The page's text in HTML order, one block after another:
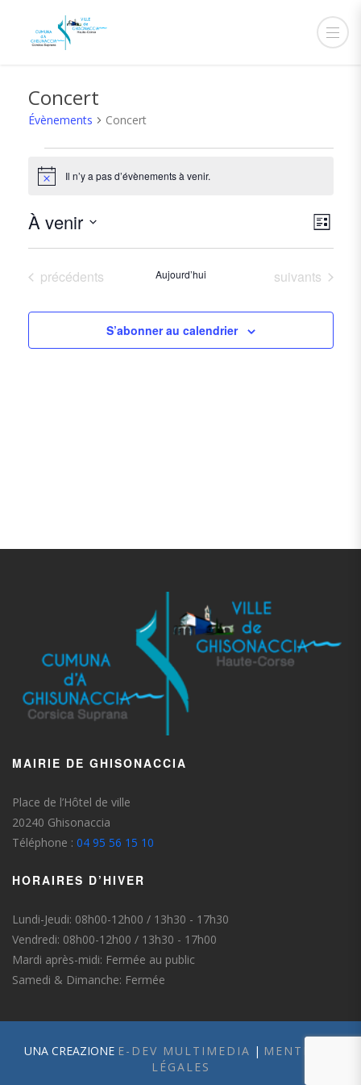
Concert
Évènements Concert
Évènements
Notice Il n’y a pas d’évènements à venir.
par
de
vues
Liste
À venir
Sélectionnez
date.
Évènements
précédents Aujourd’hui Évènements
suivants
S’abonner au calendrier
MAIRIE DE GHISONACCIA
Place de l’Hôtel de ville
20240 Ghisonaccia
Téléphone : 04 95 56 15 10
HORAIRES D’HIVER
Lundi-Jeudi: 08h00-12h00 / 13h30 - 17h30
Vendredi: 08h00-12h00 / 13h30 - 17h00
Mardi après-midi: Fermée au public
Samedi & Dimanche: Fermée
UNA CREAZIONE E-DEV MULTIMEDIA | MENTIONS
LÉGALES